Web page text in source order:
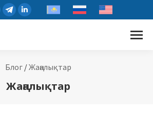
Блог/Жаңалықтар
Жаңалықтар